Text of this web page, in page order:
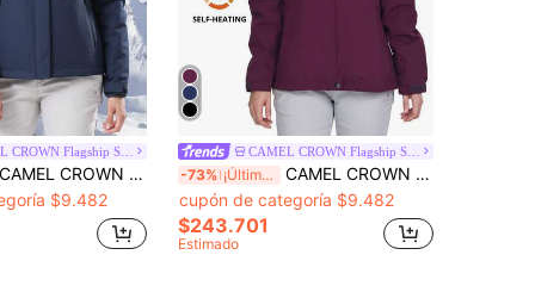
CAMEL CROWN Flagship Store
CAMEL CROWN Chaqueta de esquí impermeable 3 en 1 para mujer, con forro polar para mantener el calor y protección contra el viento, adecuada para actividades al aire libre en la nieve
$9.482
CAMEL CROWN Flagship Store
-73% ¡Últimos 2 días
CAMEL CROWN Chaqueta de esquí para mujer 3 en 1, impermeable y a prueba de viento con forro polar, adecuada para esquiar y hacer snowboard, abrigo de invierno
cupón de categoría $9.482
$243.701
Estimado